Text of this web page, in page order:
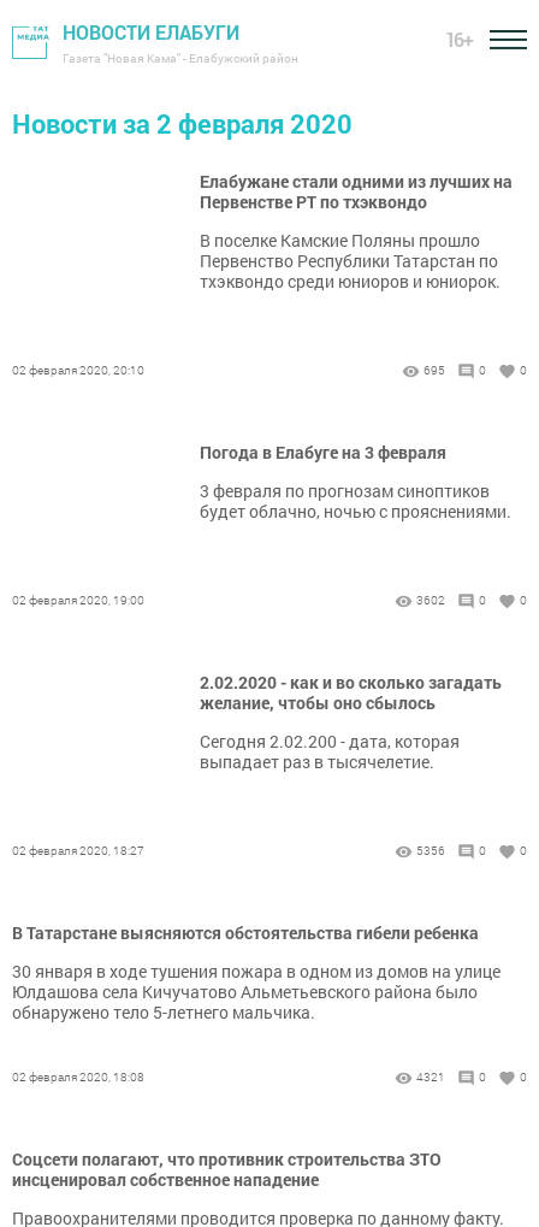
НОВОСТИ ЕЛАБУГИ
Газета "Новая Кама" - Елабужский район
16+
Новости за 2 февраля 2020
Елабужане стали одними из лучших на
Первенстве РТ по тхэквондо
В поселке Камские Поляны прошло
Первенство Республики Татарстан по
тхэквондо среди юниоров и юниорок.
02 февраля 2020, 20:10 695 0 0
Погода в Елабуге на 3 февраля
3 февраля по прогнозам синоптиков
будет облачно, ночью с прояснениями.
02 февраля 2020, 19:00 3602 0 0
2.02.2020 - как и во сколько загадать
желание, чтобы оно сбылось
Сегодня 2.02.200 - дата, которая
выпадает раз в тысячелетие.
02 февраля 2020, 18:27 5356 0 0
В Татарстане выясняются обстоятельства гибели ребенка
30 января в ходе тушения пожара в одном из домов на улице
Юлдашова села Кичучатово Альметьевского района было
обнаружено тело 5-летнего мальчика.
02 февраля 2020, 18:08 4321 0 0
Соцсети полагают, что противник строительства ЗТО
инсценировал собственное нападение
Правоохранителями проводится проверка по данному факту.